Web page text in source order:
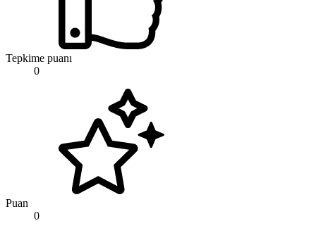
Tepkime puanı
0
Puan
0